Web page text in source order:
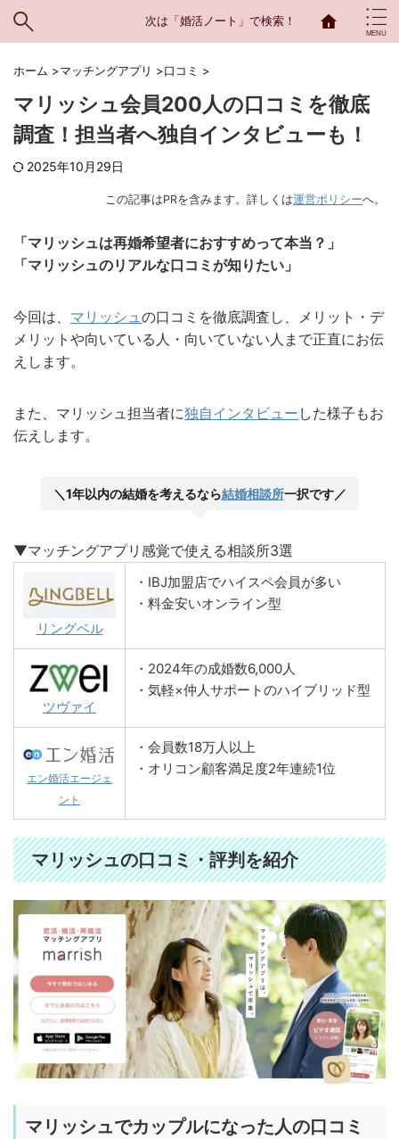
次は「婚活ノート」で検索！
ホーム >マッチングアプリ >口コミ >
マリッシュ会員200人の口コミを徹底
調査！担当者へ独自インタビューも！
2025年10月29日
この記事はPRを含みます。詳しくは運営ポリシーへ。
「マリッシュは再婚希望者におすすめって本当？」
「マリッシュのリアルな口コミが知りたい」
今回は、 マリッシュの口コミを徹底調査し、メリット・デ
メリットや向いている人・向いていない人まで正直にお伝
えします。
また、マリッシュ担当者に独自インタビュー した様子もお
伝えします。
＼1年以内の結婚を考えるなら結婚相談所一択です／
▼マッチングアプリ感覚で使える相談所3選
リングベル
・IBJ加盟店でハイスペ会員が多い
・料金安いオンライン型
ツヴァイ
・2024年の成婚数6,000人
・気軽×仲人サポートのハイブリッド型
エン婚活エージェ
ント
・会員数18万人以上
・オリコン顧客満足度2年連続1位
マリッシュの口コミ・評判を紹介
マリッシュでカップルになった人の口コミ